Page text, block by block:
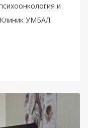
и
УМБАЛ